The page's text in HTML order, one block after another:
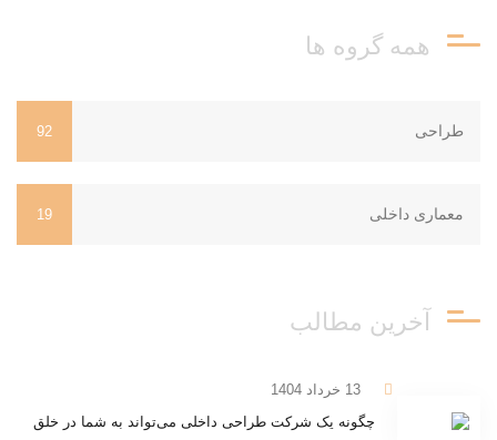
همه گروه ها
طراحی 92
معماری داخلی 19
آخرین مطالب
13 خرداد 1404
چگونه یک شرکت طراحی داخلی می‌تواند به شما در خلق